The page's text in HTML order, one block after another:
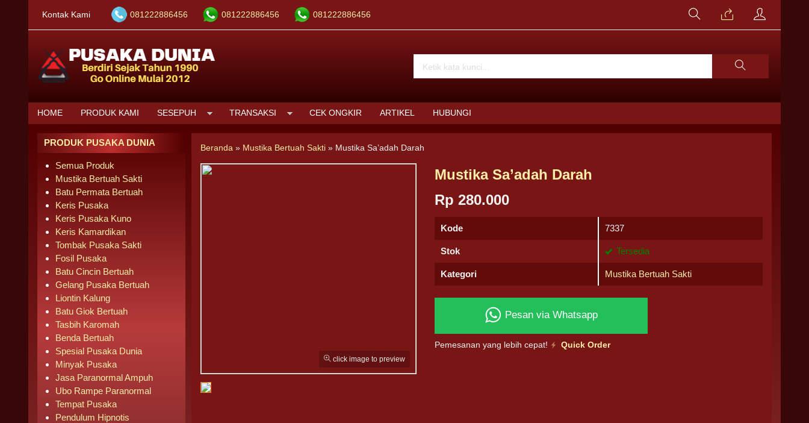
Kontak Kami 081222886456 081222886456 081222886456
HOME PRODUK KAMI SESEPUH TRANSAKSI CEK ONGKIR ARTIKEL HUBUNGI
Beranda » Mustika Bertuah Sakti » Mustika Sa’adah Darah
click image to preview
Mustika Sa’adah Darah
Rp 280.000
Kode 7337
Stok Tersedia
Kategori Mustika Bertuah Sakti
Pesan via Whatsapp
Pemesanan yang lebih cepat! Quick Order
PRODUK PUSAKA DUNIA
Semua Produk
Mustika Bertuah Sakti
Batu Permata Bertuah
Keris Pusaka
Keris Pusaka Kuno
Keris Kamardikan
Tombak Pusaka Sakti
Fosil Pusaka
Batu Cincin Bertuah
Gelang Pusaka Bertuah
Liontin Kalung
Batu Giok Bertuah
Tasbih Karomah
Benda Bertuah
Spesial Pusaka Dunia
Minyak Pusaka
Jasa Paranormal Ampuh
Ubo Rampe Paranormal
Tempat Pusaka
Pendulum Hipnotis